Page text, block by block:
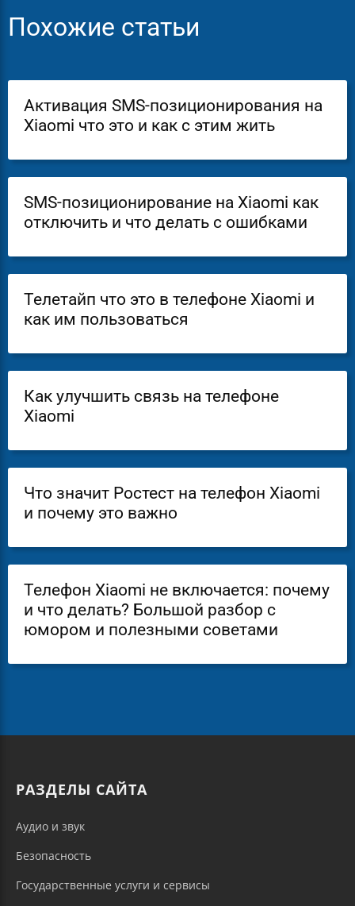
Похожие статьи
Активация SMS-позиционирования на
Xiaomi что это и как с этим жить
SMS-позиционирование на Xiaomi как
отключить и что делать с ошибками
Телетайп что это в телефоне Xiaomi и
как им пользоваться
Как улучшить связь на телефоне
Xiaomi
Что значит Ростест на телефон Xiaomi
и почему это важно
Телефон Xiaomi не включается: почему
и что делать? Большой разбор с
юмором и полезными советами
РАЗДЕЛЫ САЙТА
Аудио и звук
Безопасность
Государственные услуги и сервисы